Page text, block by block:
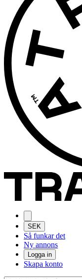
SEK
Så funkar det
Ny annons
Logga in
Skapa konto